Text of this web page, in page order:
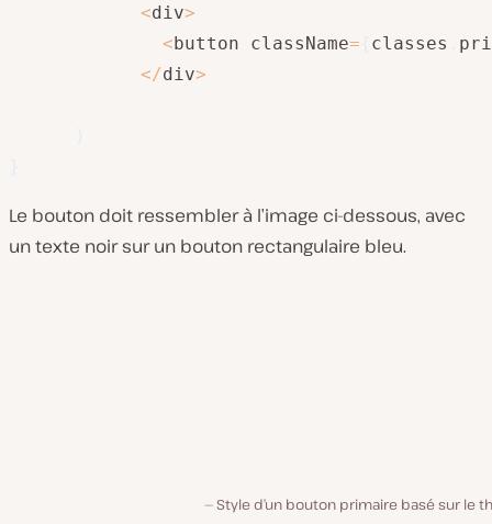
<div>
<button className= classes
</div>
Le bouton doit ressembler à l’image ci-dessous, avec
un texte noir sur un bouton rectangulaire bleu.
Style d’un bouton primaire basé sur le